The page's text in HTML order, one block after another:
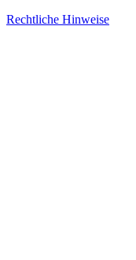
Rechtliche Hinweise